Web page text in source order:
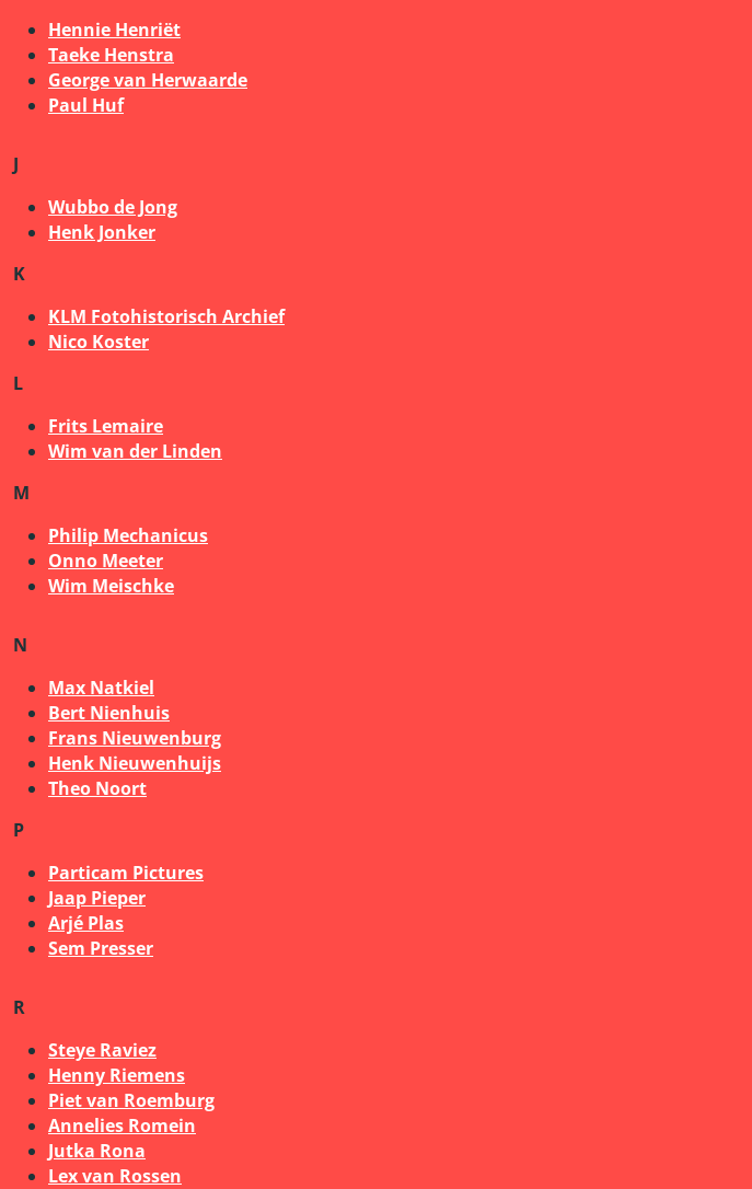
Hennie Henriët
Taeke Henstra
George van Herwaarde
Paul Huf
J
Wubbo de Jong
Henk Jonker
K
KLM Fotohistorisch Archief
Nico Koster
L
Frits Lemaire
Wim van der Linden
M
Philip Mechanicus
Onno Meeter
Wim Meischke
N
Max Natkiel
Bert Nienhuis
Frans Nieuwenburg
Henk Nieuwenhuijs
Theo Noort
P
Particam Pictures
Jaap Pieper
Arjé Plas
Sem Presser
R
Steye Raviez
Henny Riemens
Piet van Roemburg
Annelies Romein
Jutka Rona
Lex van Rossen